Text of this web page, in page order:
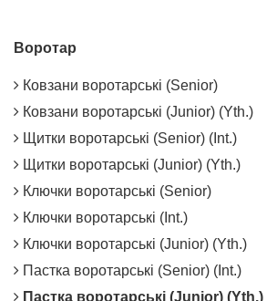
Воротар
Ковзани воротарські (Senior)
Ковзани воротарські (Junior) (Yth.)
Щитки воротарські (Senior) (Int.)
Щитки воротарські (Junior) (Yth.)
Ключки воротарські (Senior)
Ключки воротарські (Int.)
Ключки воротарські (Junior) (Yth.)
Пастка воротарські (Senior) (Int.)
Пастка воротарські (Junior) (Yth.)